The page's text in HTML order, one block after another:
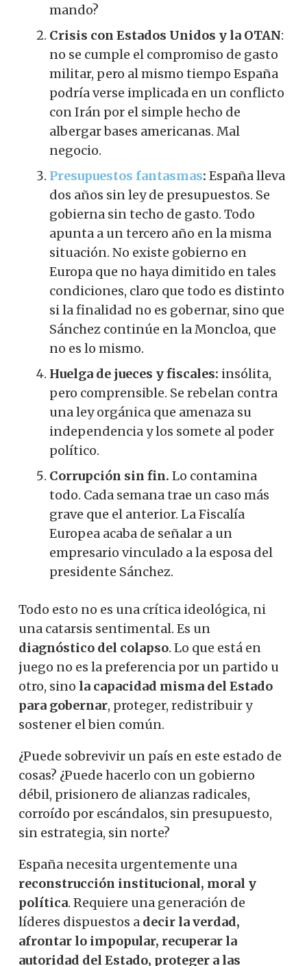
mando?
Crisis con Estados Unidos y la OTAN:
no se cumple el compromiso de gasto
militar, pero al mismo tiempo España
podría verse implicada en un conflicto
con Irán por el simple hecho de
albergar bases americanas. Mal
negocio.
Presupuestos fantasmas: España lleva
dos años sin ley de presupuestos. Se
gobierna sin techo de gasto. Todo
apunta a un tercero año en la misma
situación. No existe gobierno en
Europa que no haya dimitido en tales
condiciones, claro que todo es distinto
si la finalidad no es gobernar, sino que
Sánchez continúe en la Moncloa, que
no es lo mismo.
Huelga de jueces y fiscales: insólita,
pero comprensible. Se rebelan contra
una ley orgánica que amenaza su
independencia y los somete al poder
político.
Corrupción sin fin. Lo contamina
todo. Cada semana trae un caso más
grave que el anterior. La Fiscalía
Europea acaba de señalar a un
empresario vinculado a la esposa del
presidente Sánchez.
Todo esto no es una crítica ideológica, ni
una catarsis sentimental. Es un
diagnóstico del colapso. Lo que está en
juego no es la preferencia por un partido u
otro, sino la capacidad misma del Estado
para gobernar, proteger, redistribuir y
sostener el bien común.
¿Puede sobrevivir un país en este estado de
cosas? ¿Puede hacerlo con un gobierno
débil, prisionero de alianzas radicales,
corroído por escándalos, sin presupuesto,
sin estrategia, sin norte?
España necesita urgentemente una
reconstrucción institucional, moral y
política. Requiere una generación de
líderes dispuestos a decir la verdad,
afrontar lo impopular, recuperar la
autoridad del Estado, proteger a las